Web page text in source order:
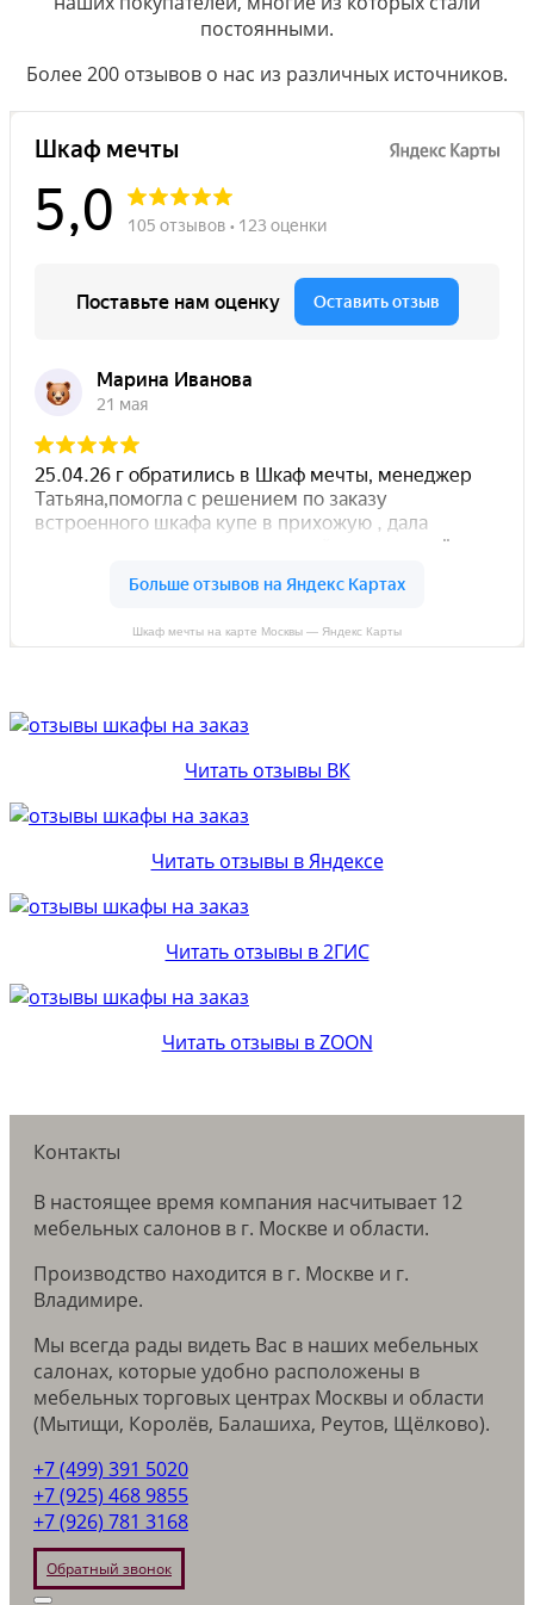
постоянными.
Более 200 отзывов о нас из различных источников.
Шкаф мечты на карте Москвы — Яндекс Карты
Читать отзывы ВК
Читать отзывы в Яндексе
Читать отзывы в 2ГИС
Читать отзывы в ZOON
Контакты
В настоящее время компания насчитывает 12
мебельных салонов в г. Москве и области.
Производство находится в г. Москве и г.
Владимире.
Мы всегда рады видеть Вас в наших мебельных
салонах, которые удобно расположены в
мебельных торговых центрах Москвы и области
(Мытищи, Королёв, Балашиха, Реутов, Щёлково).
+7 (499) 391 5020
+7 (925) 468 9855
+7 (926) 781 3168
Обратный звонок